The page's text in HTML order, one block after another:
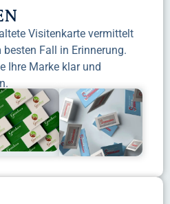
Visitenkarte vermittelt
Fall in Erinnerung.
Ihre Marke klar und